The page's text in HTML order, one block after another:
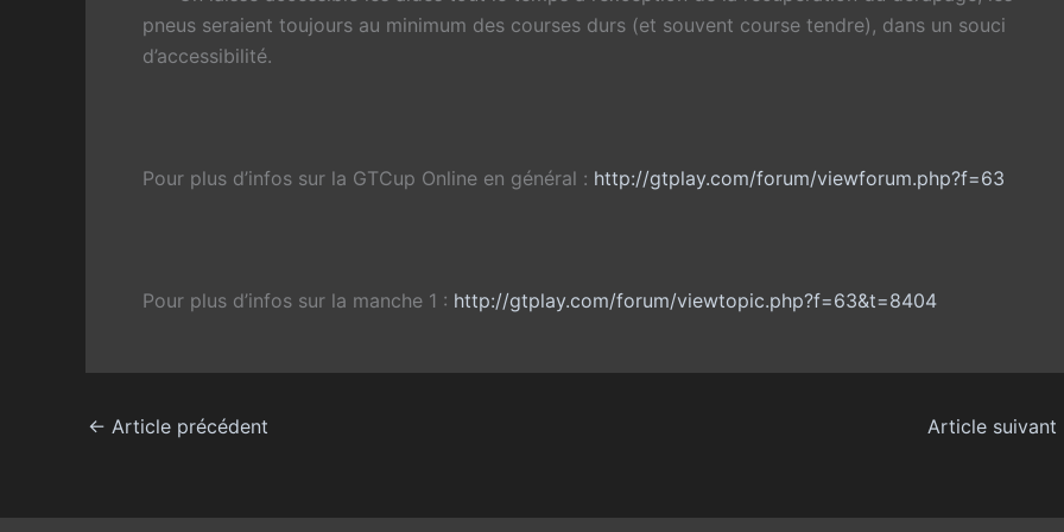
pneus seraient toujours au minimum des courses durs (et souvent course tendre), dans un souci
d’accessibilité.
Pour plus d’infos sur la GTCup Online en général : http://gtplay.com/forum/viewforum.php?f=63
Pour plus d’infos sur la manche 1 : http://gtplay.com/forum/viewtopic.php?f=63&t=8404
← Article précédent Article suivant